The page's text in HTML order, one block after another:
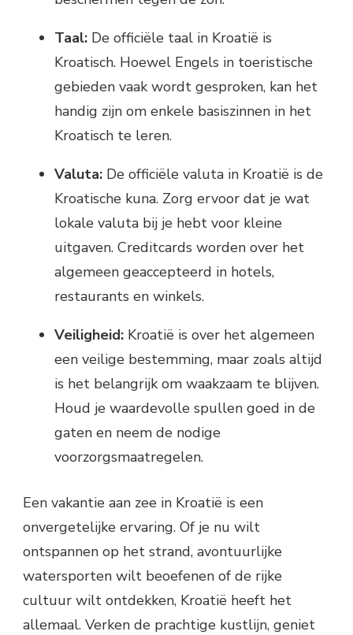
Taal: De officiële taal in Kroatië is
Kroatisch. Hoewel Engels in toeristische
gebieden vaak wordt gesproken, kan het
handig zijn om enkele basiszinnen in het
Kroatisch te leren.
Valuta: De officiële valuta in Kroatië is de
Kroatische kuna. Zorg ervoor dat je wat
lokale valuta bij je hebt voor kleine
uitgaven. Creditcards worden over het
algemeen geaccepteerd in hotels,
restaurants en winkels.
Veiligheid: Kroatië is over het algemeen
een veilige bestemming, maar zoals altijd
is het belangrijk om waakzaam te blijven.
Houd je waardevolle spullen goed in de
gaten en neem de nodige
voorzorgsmaatregelen.
Een vakantie aan zee in Kroatië is een
onvergetelijke ervaring. Of je nu wilt
ontspannen op het strand, avontuurlijke
watersporten wilt beoefenen of de rijke
cultuur wilt ontdekken, Kroatië heeft het
allemaal. Verken de prachtige kustlijn, geniet